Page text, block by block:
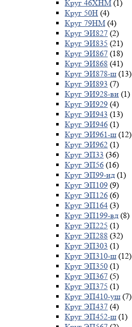
Круг 46ХНМ (1)
Круг 50Н (4)
Круг 79НМ (4)
Круг ЭИ827 (2)
Круг ЭИ835 (21)
Круг ЭИ867 (18)
Круг ЭИ868 (41)
Круг ЭИ878-ш (13)
Круг ЭИ893 (7)
Круг ЭИ928-ви (1)
Круг ЭИ929 (4)
Круг ЭИ943 (13)
Круг ЭИ946 (1)
Круг ЭИ961-ш (12)
Круг ЭИ962 (1)
Круг ЭП33 (36)
Круг ЭП56 (16)
Круг ЭП99-ид (1)
Круг ЭП109 (9)
Круг ЭП126 (6)
Круг ЭП164 (3)
Круг ЭП199-вд (8)
Круг ЭП225 (1)
Круг ЭП288 (32)
Круг ЭП303 (1)
Круг ЭП310-ш (12)
Круг ЭП350 (1)
Круг ЭП367 (5)
Круг ЭП375 (1)
Круг ЭП410-уш (7)
Круг ЭП437 (4)
Круг ЭП452-ш (1)